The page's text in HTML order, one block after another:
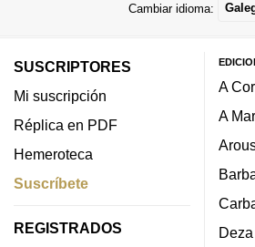
Cambiar idioma:
SUSCRIPTORES
Mi suscripción
Réplica en PDF
Hemeroteca
Suscríbete
REGISTRADOS
A
A
Deza